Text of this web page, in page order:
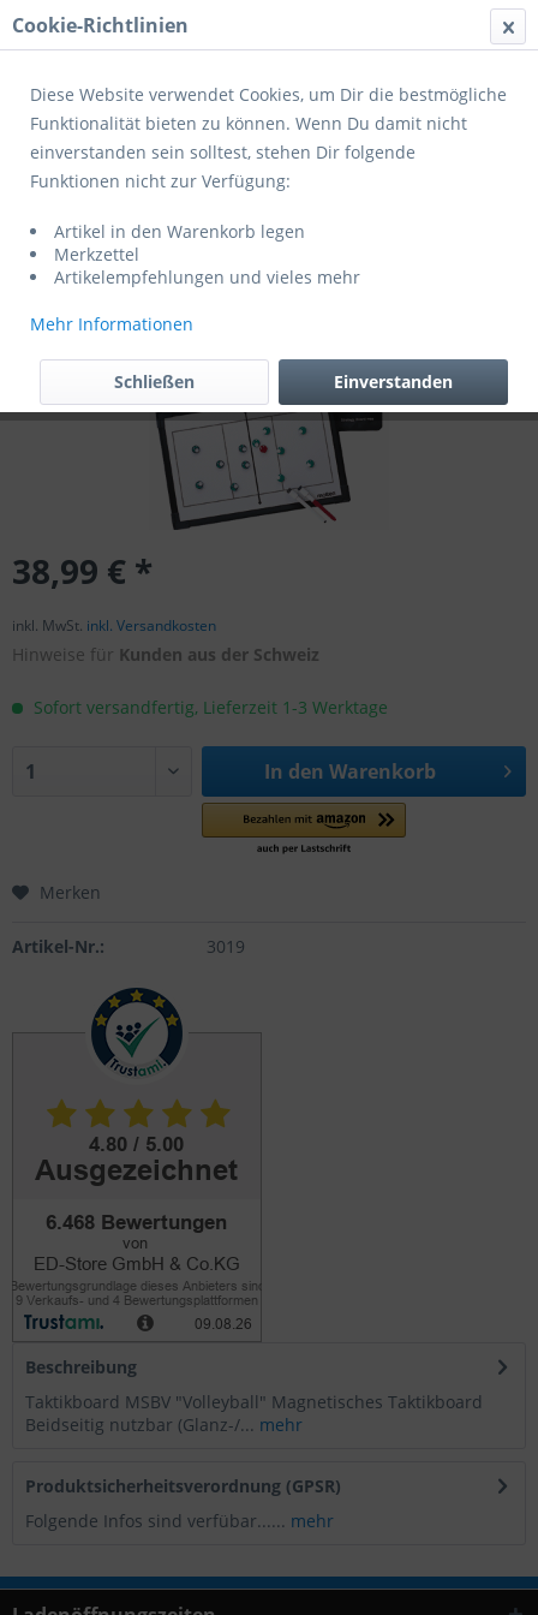
Menü
Übersicht Zubehör
38,99 € *
inkl. MwSt. inkl. Versandkosten
Hinweise für Kunden aus der Schweiz
Sofort versandfertig, Lieferzeit 1-3 Werktage
In den Warenkorb
Merken
Artikel-Nr.: 3019
Beschreibung
Taktikboard MSBV "Volleyball" Magnetisches Taktikboard
Beidseitig nutzbar (Glanz-/... mehr
Produktsicherheitsverordnung (GPSR)
Folgende Infos sind verfübar...... mehr
Cookie-Richtlinien
Diese Website verwendet Cookies, um Dir die bestmögliche
Funktionalität bieten zu können. Wenn Du damit nicht
einverstanden sein solltest, stehen Dir folgende
Funktionen nicht zur Verfügung:
Artikel in den Warenkorb legen
Merkzettel
Artikelempfehlungen und vieles mehr
Mehr Informationen
Einverstanden
Schließen